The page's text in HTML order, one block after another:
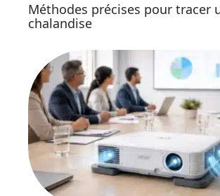
Méthodes précises pour tracer
chalandise